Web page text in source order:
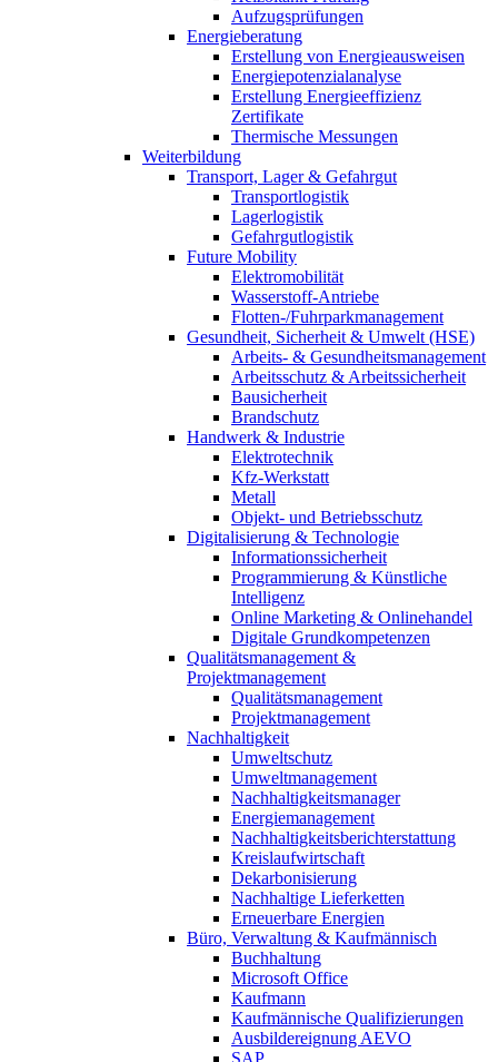
Aufzugsprüfungen
Energieberatung
Erstellung von Energieausweisen
Energiepotenzialanalyse
Erstellung Energieeffizienz
Zertifikate
Thermische Messungen
Weiterbildung
Transport, Lager & Gefahrgut
Transportlogistik
Lagerlogistik
Gefahrgutlogistik
Future Mobility
Elektromobilität
Wasserstoff-Antriebe
Flotten-/Fuhrparkmanagement
Gesundheit, Sicherheit & Umwelt (HSE)
Arbeits- & Gesundheitsmanagement
Arbeitsschutz & Arbeitssicherheit
Bausicherheit
Brandschutz
Handwerk & Industrie
Elektrotechnik
Kfz-Werkstatt
Metall
Objekt- und Betriebsschutz
Digitalisierung & Technologie
Informationssicherheit
Programmierung & Künstliche
Intelligenz
Online Marketing & Onlinehandel
Digitale Grundkompetenzen
Qualitätsmanagement &
Projektmanagement
Qualitätsmanagement
Projektmanagement
Nachhaltigkeit
Umweltschutz
Umweltmanagement
Nachhaltigkeitsmanager
Energiemanagement
Nachhaltigkeitsberichterstattung
Kreislaufwirtschaft
Dekarbonisierung
Nachhaltige Lieferketten
Erneuerbare Energien
Büro, Verwaltung & Kaufmännisch
Buchhaltung
Microsoft Office
Kaufmann
Kaufmännische Qualifizierungen
Ausbildereignung AEVO
SAP